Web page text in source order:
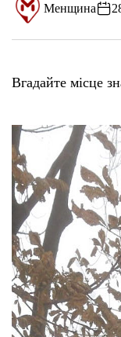
Менщина
Вгадайте місце